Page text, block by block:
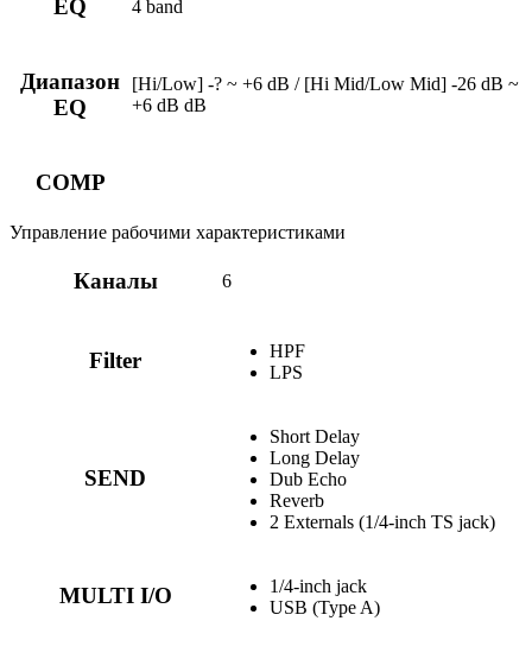
EQ 4 band
Диапазон
EQ
[Hi/Low] -? ~ +6 dB / [Hi Mid/Low Mid] -26 dB ~
+6 dB dB
COMP
Управление рабочими характеристиками
Каналы 6
Filter
HPF
LPS
SEND
Short Delay
Long Delay
Dub Echo
Reverb
2 Externals (1/4-inch TS jack)
MULTI I/O
1/4-inch jack
USB (Type A)